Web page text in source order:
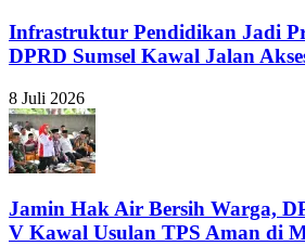
Infrastruktur Pendidikan Jadi
DPRD Sumsel Kawal Jalan
8 Juli 2026
Jamin Hak Air Bersih Warga,
V Kawal Usulan TPS Aman di